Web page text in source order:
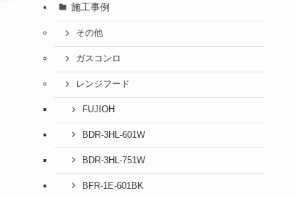
施工事例
その他
ガスコンロ
レンジフード
FUJIOH
BDR-3HL-601W
BDR-3HL-751W
BFR-1E-601BK